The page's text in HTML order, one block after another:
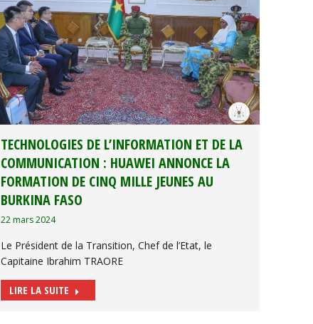
TECHNOLOGIES DE L’INFORMATION ET DE LA
COMMUNICATION : HUAWEI ANNONCE LA
FORMATION DE CINQ MILLE JEUNES AU
BURKINA FASO
22 mars 2024
Le Président de la Transition, Chef de l’Etat, le
Capitaine Ibrahim TRAORE
LIRE LA SUITE